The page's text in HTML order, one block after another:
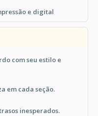
e digital
com seu estilo e
em cada seção.
inesperados.